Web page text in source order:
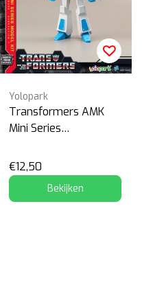
Yolopark
Transformers AMK
Mini Series
€12,50
Bekijken